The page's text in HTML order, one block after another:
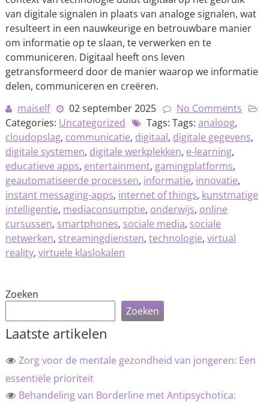
van digitale signalen in plaats van analoge signalen, wat
resulteert in een nauwkeurige en betrouwbare manier
om informatie op te slaan, te verwerken en te
communiceren. Digitaal heeft ons leven
getransformeerd door de manier waarop we informatie
delen, communiceren en creëren.
maiself
02 september 2025
No Comments
Categories: Uncategorized Tags: Tags: analoog,
cloudopslag, communicatie, digitaal, digitale gegevens,
digitale systemen, digitale werkplekken, e-learning,
educatieve apps, entertainment, gamingplatforms,
geautomatiseerde processen, informatie, innovatie,
instant messaging-apps, internet of things, kunstmatige
intelligentie, mediaconsumptie, onderwijs, online
cursussen, smartphones, sociale media, sociale
netwerken, streamingdiensten, technologie, virtual
reality, virtuele klaslokalen
Zoeken
Zoeken
Laatste artikelen
Zorg voor de mentale gezondheid van jongeren: Een
essentiële prioriteit
Behandeling van Borderline met Antipsychotica: